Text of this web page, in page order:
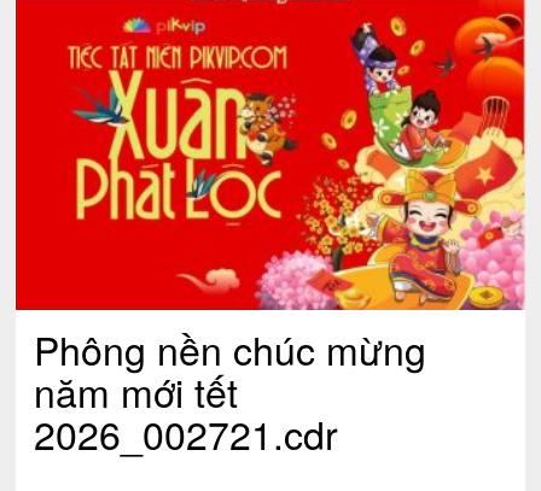
Phông nền chúc mừng
năm mới tết
2026_002721.cdr